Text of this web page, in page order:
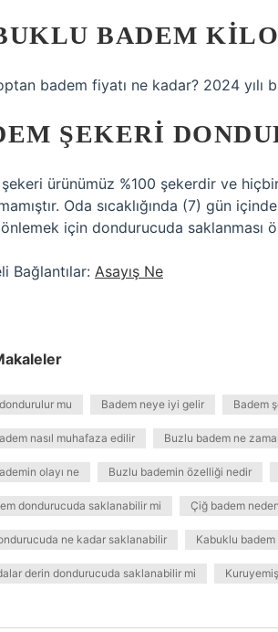
BADEM
badem fiyatı ne kadar? 2024 yılı
ŞEKERI
ürünümüz %100 şekerdir ve
Oda sıcaklığında (7) gün
için dondurucuda saklanması
Bağlantılar: Asayış Ne
mu Badem neye iyi gelir Badem
nasıl muhafaza edilir Buzlu badem ne
olayı ne Buzlu bademin özelliği nedir
dondurucuda saklanabilir mi Çiğ badem
ne kadar saklanabilir Kabuklu
derin dondurucuda saklanabilir mi